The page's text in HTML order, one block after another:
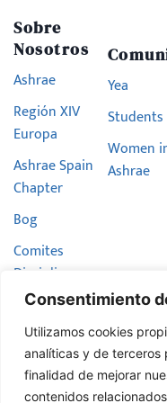
Consentimiento
Utilizamos cookies
analíticas y de terceros
finalidad de mejorar
contenidos
Sobre
Nosotros
Ashrae
Región XIV
Europa
Ashrae Spain
Chapter
Bog
Comites
Disciplinares
Hazte
Miembro
Yea
Students
Women
Ashrae